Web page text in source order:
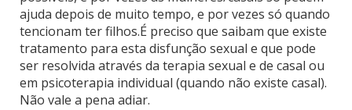
ajuda depois de muito tempo, e por vezes só quando
tencionam ter filhos.É preciso que saibam que existe
tratamento para esta disfunção sexual e que pode
ser resolvida através da terapia sexual e de casal ou
em psicoterapia individual (quando não existe casal).
Não vale a pena adiar.